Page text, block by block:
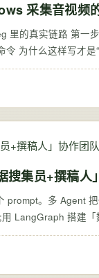
采集音视频
集员+撰稿人
prompt。多 Agent